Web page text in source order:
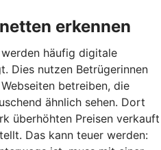
erkennen
häufig digitale
Dies nutzen Betrügerinnen
betreiben, die
ähnlich sehen. Dort
überhöhten Preisen verkauft
Das kann teuer werden: